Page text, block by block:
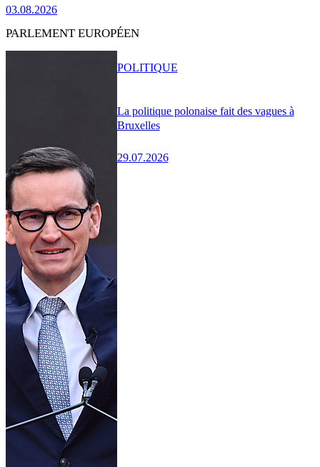
03.08.2026
PARLEMENT EUROPÉEN
La politique polonaise fait des vagues à
Bruxelles
29.07.2026
POLITIQUE